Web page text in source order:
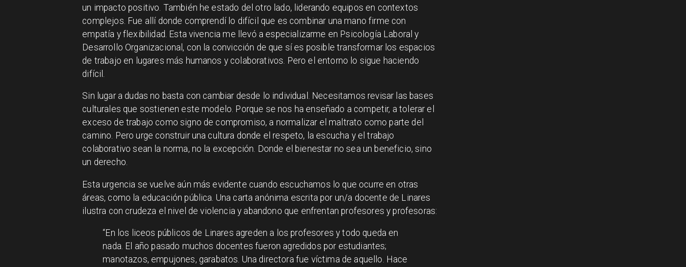
un impacto positivo. También he estado del otro lado, liderando equipos en contextos
complejos. Fue allí donde comprendí lo difícil que es combinar una mano firme con
empatía y flexibilidad. Esta vivencia me llevó a especializarme en Psicología Laboral y
Desarrollo Organizacional, con la convicción de que sí es posible transformar los espacios
de trabajo en lugares más humanos y colaborativos. Pero el entorno lo sigue haciendo
difícil.
Sin lugar a dudas no basta con cambiar desde lo individual. Necesitamos revisar las bases
culturales que sostienen este modelo. Porque se nos ha enseñado a competir, a tolerar el
exceso de trabajo como signo de compromiso, a normalizar el maltrato como parte del
camino. Pero urge construir una cultura donde el respeto, la escucha y el trabajo
colaborativo sean la norma, no la excepción. Donde el bienestar no sea un beneficio, sino
un derecho.
Esta urgencia se vuelve aún más evidente cuando escuchamos lo que ocurre en otras
áreas, como la educación pública. Una carta anónima escrita por un/a docente de Linares
ilustra con crudeza el nivel de violencia y abandono que enfrentan profesores y profesoras:
“En los liceos públicos de Linares agreden a los profesores y todo queda en
nada. El año pasado muchos docentes fueron agredidos por estudiantes;
manotazos, empujones, garabatos. Una directora fue víctima de aquello. Hace